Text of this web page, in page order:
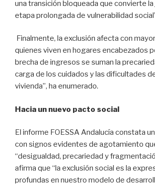
una transición bloqueada que convierte la
etapa prolongada de vulnerabilidad
Finalmente, la exclusión afecta con
quienes viven en hogares encabezados
brecha de ingresos se suman la
carga de los cuidados y las dificultades
vivienda”, ha enumerado.
Hacia un nuevo pacto social
El informe FOESSA Andalucía constata
con signos evidentes de agotamiento
“desigualdad, precariedad y
afirma que “la exclusión social es la
profundas en nuestro modelo de